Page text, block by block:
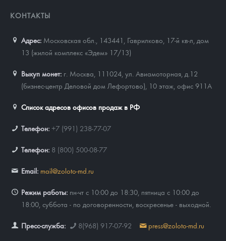
КОНТАКТЫ
Адрес: Московская обл., 143441
Гаврилково, 17-й кв-л, дом
13 (жилой комплекс «Эдем» 17/13)
Выкуп монет: г. Москва, 111024, ул. Авиамоторная, д.12
(бизнес-центр Деловой дом Лефортово), 10 этаж, офис 911А
Список адресов офисов продаж в РФ
Телефон: +7 (991) 238-77-07
Телефон: 8 (800) 500-08-77
Email: mail@zoloto-md.ru
Режим работы: пн-чт с 10:00 до 18:30, пятница с 10:00 до
18:00, суббота - по договоренности, воскресенье - выходной.
Пресс-служба: 8(968) 917-07-92 press@zoloto-md.ru